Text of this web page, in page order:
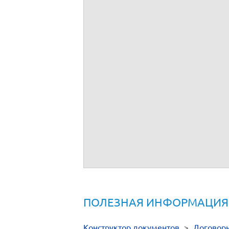
ПОЛЕЗНАЯ ИНФОРМАЦИЯ